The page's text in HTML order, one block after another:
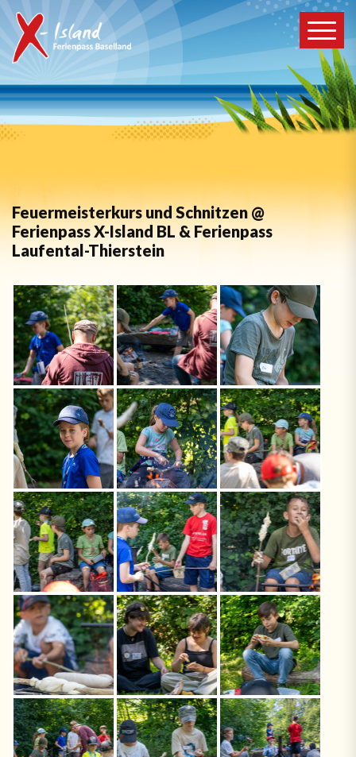
Feuermeisterkurs und Schnitzen @
Ferienpass X-Island BL & Ferienpass
Laufental-Thierstein